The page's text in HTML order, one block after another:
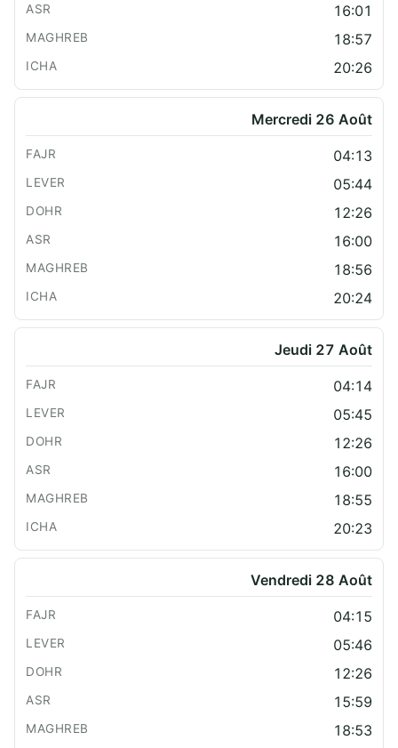
16:01
18:57
20:26
Mercredi 26 Août
04:13
05:44
12:26
16:00
18:56
20:24
Jeudi 27 Août
04:14
05:45
12:26
16:00
18:55
20:23
Vendredi 28 Août
04:15
05:46
12:26
15:59
18:53